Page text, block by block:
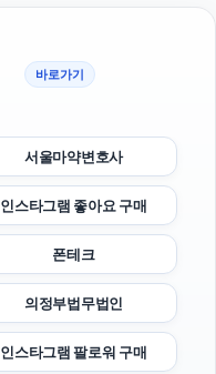
바로가기
서울마약변호사
인스타그램 좋아요 구매
폰테크
의정부법무법인
인스타그램 팔로워 구매